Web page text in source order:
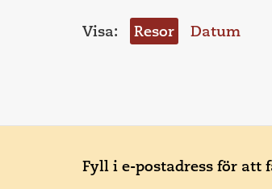
Visa: Resor Datum
Fyll i e-postadress för att